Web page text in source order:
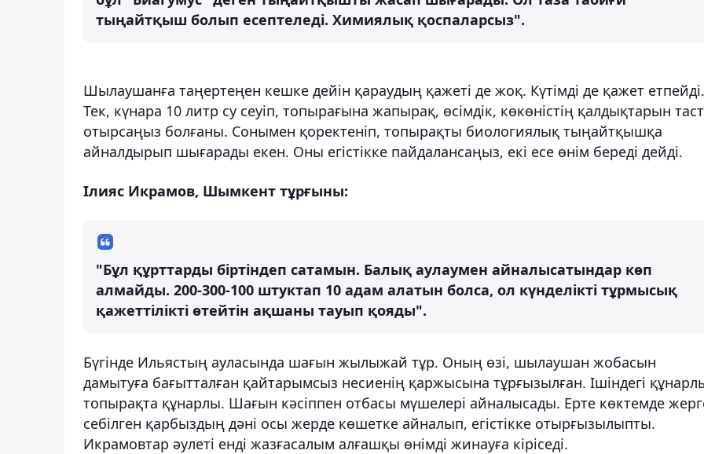
тыңайтқыш болып есептеледі. Химиялық қоспаларсыз".
Шылаушанға таңертеңен кешке дейін қараудың қажеті де жоқ. Күтімді де қажет етпейді.
Тек, күнара 10 литр су сеуіп, топырағына жапырақ, өсімдік, көкөністің қалдықтарын
отырсаңыз болғаны. Сонымен қоректеніп, топырақты биологиялық тыңайтқышқа
айналдырып шығарады екен. Оны егістікке пайдалансаңыз, екі есе өнім береді дейді.
Ілияс Икрамов, Шымкент тұрғыны:
"Бұл құрттарды біртіндеп сатамын. Балық аулаумен айналысатындар көп
алмайды. 200-300-100 штуктап 10 адам алатын болса, ол күнделікті тұрмысық
қажеттілікті өтейтін ақшаны тауып қояды".
Бүгінде Ильястың ауласында шағын жылыжай тұр. Оның өзі, шылаушан жобасын
дамытуға бағытталған қайтарымсыз несиенің қаржысына тұрғызылған. Ішіндегі
топырақта құнарлы. Шағын кәсіппен отбасы мүшелері айналысады. Ерте көктемде
себілген қарбыздың дәні осы жерде көшетке айналып, егістікке отырғызылыпты.
Икрамовтар әулеті енді жазғасалым алғашқы өнімді жинауға кіріседі.